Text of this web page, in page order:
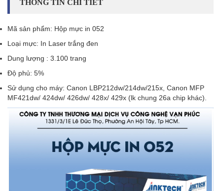
THÔNG TIN CHI TIẾT
Mã sản phẩm: Hộp mực in 052
Loại mực: In Laser trắng đen
Dung lượng : 3.100 trang
Độ phủ: 5%
Sử dụng cho máy: Canon LBP212dw/214dw/215x, Canon MFP
MF421dw/ 424dw/ 426dw/ 428x/ 429x (lk chung 26a chip khác).